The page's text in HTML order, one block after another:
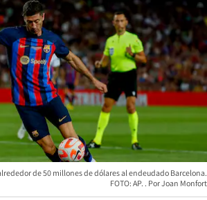
de 50 millones de dólares al endeudado Barcelona.
FOTO: AP.
Joan Monfort